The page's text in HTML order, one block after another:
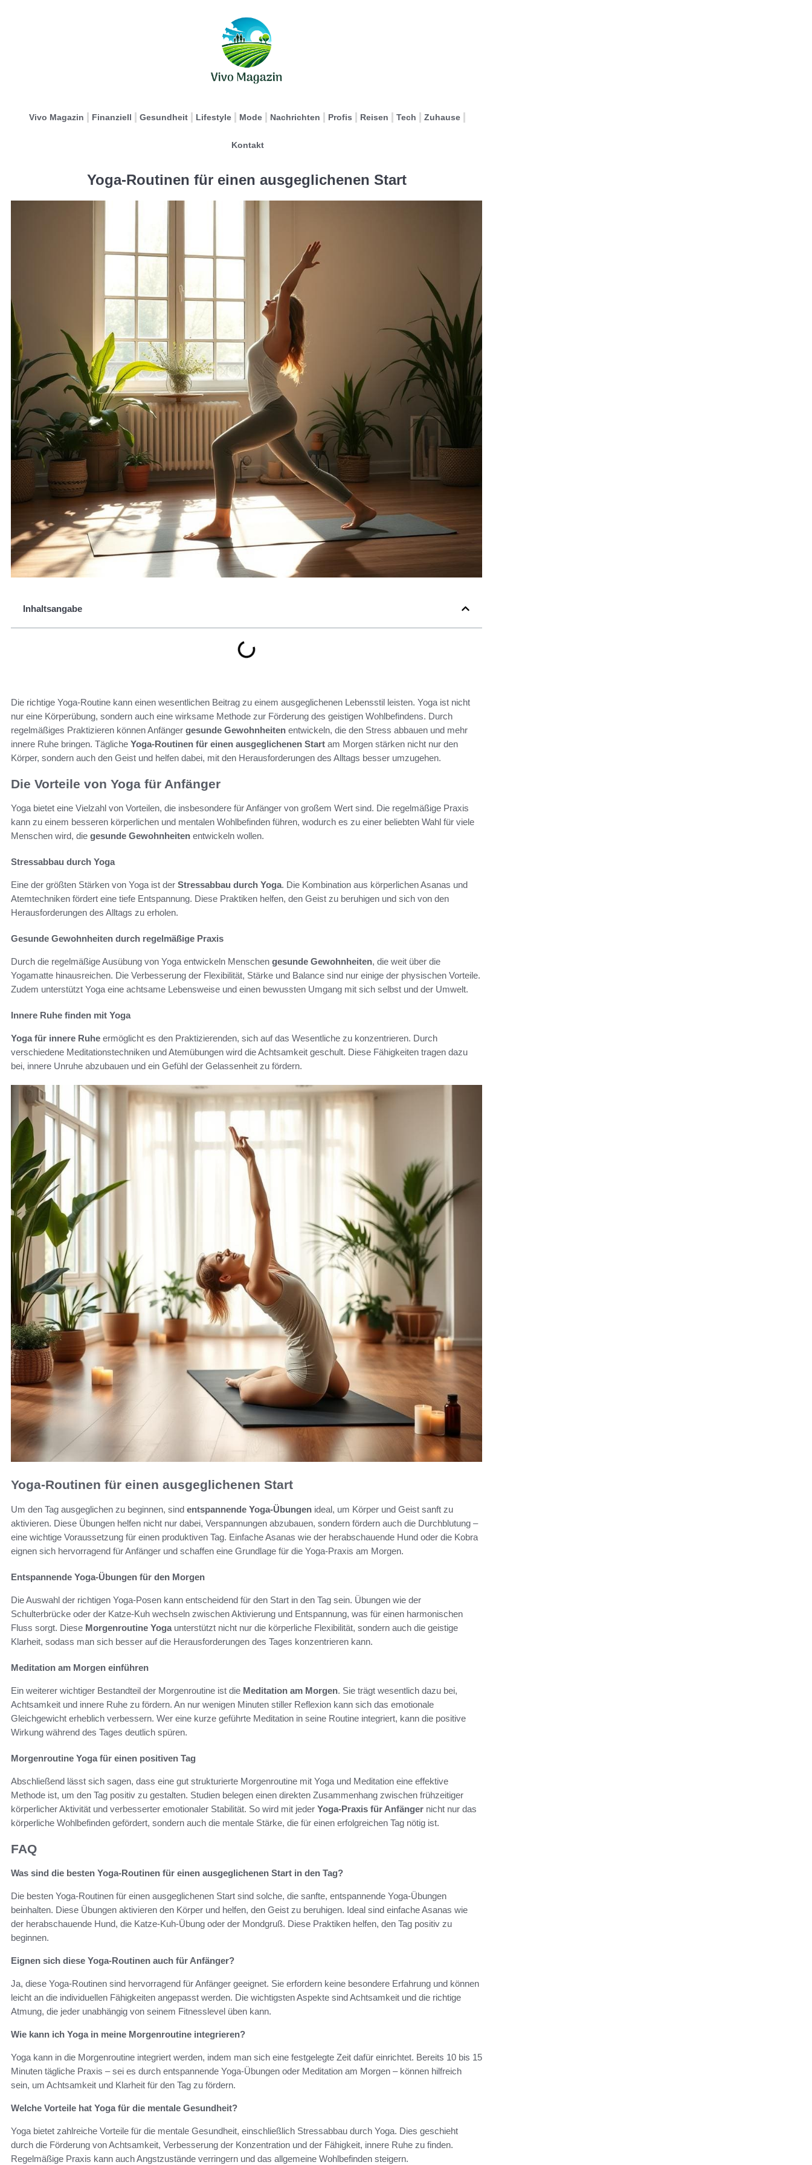
Vivo Magazin Finanziell Gesundheit Lifestyle Mode Nachrichten Profis Reisen Tech Zuhause
Kontakt
Yoga-Routinen für einen ausgeglichenen Start
Inhaltsangabe
Die richtige Yoga-Routine kann einen wesentlichen Beitrag zu einem ausgeglichenen Lebensstil leisten. Yoga ist nicht
nur eine Körperübung, sondern auch eine wirksame Methode zur Förderung des geistigen Wohlbefindens. Durch
regelmäßiges Praktizieren können Anfänger gesunde Gewohnheiten entwickeln, die den Stress abbauen und mehr
innere Ruhe bringen. Tägliche Yoga-Routinen für einen ausgeglichenen Start am Morgen stärken nicht nur den
Körper, sondern auch den Geist und helfen dabei, mit den Herausforderungen des Alltags besser umzugehen.
Die Vorteile von Yoga für Anfänger
Yoga bietet eine Vielzahl von Vorteilen, die insbesondere für Anfänger von großem Wert sind. Die regelmäßige Praxis
kann zu einem besseren körperlichen und mentalen Wohlbefinden führen, wodurch es zu einer beliebten Wahl für viele
Menschen wird, die gesunde Gewohnheiten entwickeln wollen.
Stressabbau durch Yoga
Eine der größten Stärken von Yoga ist der Stressabbau durch Yoga. Die Kombination aus körperlichen Asanas und
Atemtechniken fördert eine tiefe Entspannung. Diese Praktiken helfen, den Geist zu beruhigen und sich von den
Herausforderungen des Alltags zu erholen.
Gesunde Gewohnheiten durch regelmäßige Praxis
Durch die regelmäßige Ausübung von Yoga entwickeln Menschen gesunde Gewohnheiten, die weit über die
Yogamatte hinausreichen. Die Verbesserung der Flexibilität, Stärke und Balance sind nur einige der physischen Vorteile.
Zudem unterstützt Yoga eine achtsame Lebensweise und einen bewussten Umgang mit sich selbst und der Umwelt.
Innere Ruhe finden mit Yoga
Yoga für innere Ruhe ermöglicht es den Praktizierenden, sich auf das Wesentliche zu konzentrieren. Durch
verschiedene Meditationstechniken und Atemübungen wird die Achtsamkeit geschult. Diese Fähigkeiten tragen dazu
bei, innere Unruhe abzubauen und ein Gefühl der Gelassenheit zu fördern.
Yoga-Routinen für einen ausgeglichenen Start
Um den Tag ausgeglichen zu beginnen, sind entspannende Yoga-Übungen ideal, um Körper und Geist sanft zu
aktivieren. Diese Übungen helfen nicht nur dabei, Verspannungen abzubauen, sondern fördern auch die Durchblutung –
eine wichtige Voraussetzung für einen produktiven Tag. Einfache Asanas wie der herabschauende Hund oder die Kobra
eignen sich hervorragend für Anfänger und schaffen eine Grundlage für die Yoga-Praxis am Morgen.
Entspannende Yoga-Übungen für den Morgen
Die Auswahl der richtigen Yoga-Posen kann entscheidend für den Start in den Tag sein. Übungen wie der
Schulterbrücke oder der Katze-Kuh wechseln zwischen Aktivierung und Entspannung, was für einen harmonischen
Fluss sorgt. Diese Morgenroutine Yogaunterstützt nicht nur die körperliche Flexibilität, sondern auch die geistige
Klarheit, sodass man sich besser auf die Herausforderungen des Tages konzentrieren kann.
Meditation am Morgen einführen
Ein weiterer wichtiger Bestandteil der Morgenroutine ist die Meditation am Morgen. Sie trägt wesentlich dazu bei,
Achtsamkeit und innere Ruhe zu fördern. An nur wenigen Minuten stiller Reflexion kann sich das emotionale
Gleichgewicht erheblich verbessern. Wer eine kurze geführte Meditation in seine Routine integriert, kann die positive
Wirkung während des Tages deutlich spüren.
Morgenroutine Yoga für einen positiven Tag
Abschließend lässt sich sagen, dass eine gut strukturierte Morgenroutine mit Yoga und Meditation eine effektive
Methode ist, um den Tag positiv zu gestalten. Studien belegen einen direkten Zusammenhang zwischen frühzeitiger
körperlicher Aktivität und verbesserter emotionaler Stabilität. So wird mit jeder Yoga-Praxis für Anfänger nicht nur das
körperliche Wohlbefinden gefördert, sondern auch die mentale Stärke, die für einen erfolgreichen Tag nötig ist.
FAQ
Was sind die besten Yoga-Routinen für einen ausgeglichenen Start in den Tag?
Die besten Yoga-Routinen für einen ausgeglichenen Start sind solche, die sanfte, entspannende Yoga-Übungen
beinhalten. Diese Übungen aktivieren den Körper und helfen, den Geist zu beruhigen. Ideal sind einfache Asanas wie
der herabschauende Hund, die Katze-Kuh-Übung oder der Mondgruß. Diese Praktiken helfen, den Tag positiv zu
beginnen.
Eignen sich diese Yoga-Routinen auch für Anfänger?
Ja, diese Yoga-Routinen sind hervorragend für Anfänger geeignet. Sie erfordern keine besondere Erfahrung und können
leicht an die individuellen Fähigkeiten angepasst werden. Die wichtigsten Aspekte sind Achtsamkeit und die richtige
Atmung, die jeder unabhängig von seinem Fitnesslevel üben kann.
Wie kann ich Yoga in meine Morgenroutine integrieren?
Yoga kann in die Morgenroutine integriert werden, indem man sich eine festgelegte Zeit dafür einrichtet. Bereits 10 bis 15
Minuten tägliche Praxis – sei es durch entspannende Yoga-Übungen oder Meditation am Morgen – können hilfreich
sein, um Achtsamkeit und Klarheit für den Tag zu fördern.
Welche Vorteile hat Yoga für die mentale Gesundheit?
Yoga bietet zahlreiche Vorteile für die mentale Gesundheit, einschließlich Stressabbau durch Yoga. Dies geschieht
durch die Förderung von Achtsamkeit, Verbesserung der Konzentration und der Fähigkeit, innere Ruhe zu finden.
Regelmäßige Praxis kann auch Angstzustände verringern und das allgemeine Wohlbefinden steigern.